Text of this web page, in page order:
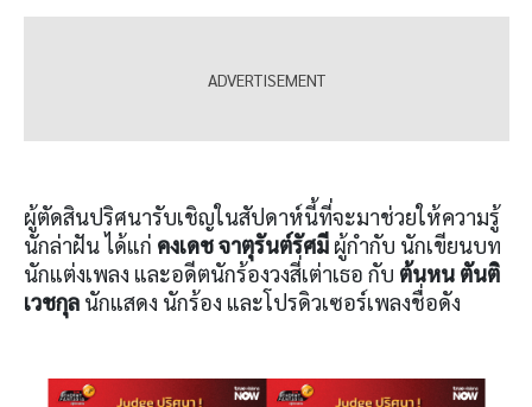
ผู้ตัดสินปริศนารับเชิญในสัปดาห์นี้ที่จะมาช่วยให้ความรู้
นักล่าฝัน ได้แก่ คงเดช จาตุรันต์รัศมี ผู้กำกับ นักเขียนบท
นักแต่งเพลง และอดีตนักร้องวงสี่เต่าเธอ กับ ต้นหน ตันติ
เวชกุล นักแสดง นักร้อง และโปรดิวเซอร์เพลงชื่อดัง